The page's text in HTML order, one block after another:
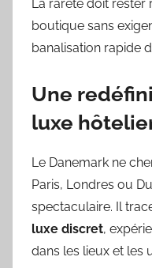
La rareté doit rester
boutique sans
banalisation rapide
Une
luxe
Le Danemark ne
Paris, Londres ou
spectaculaire. Il
luxe discret,
dans les lieux et les